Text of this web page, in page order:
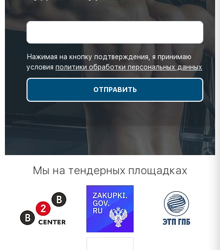
Нажимая на кнопку подтверждения, я принимаю
условия политики обработки персональных данных
Мы на тендерных площадках